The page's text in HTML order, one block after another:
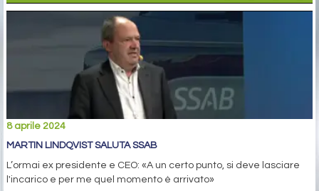
8 aprile 2024
MARTIN LINDQVIST SALUTA SSAB
L’ormai ex presidente e CEO: «A un certo punto, si deve lasciare
l'incarico e per me quel momento è arrivato»